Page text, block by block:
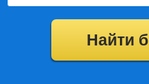
Найти